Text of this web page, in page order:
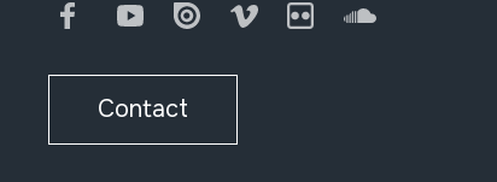
FacebookYoutubeIssuu Vimeo FlickrSoundCloud
Contact